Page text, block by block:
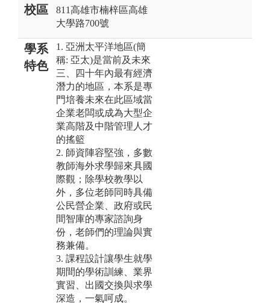
校區
811高雄市楠梓區高雄
大學路700號
學系
特色
1. 亞洲太平洋地區(簡
稱: 亞太)是當前及未來
三、四十年內最有經濟
潛力的地區，本系是專
門培養未來在此區域當
企業老闆或成為大型企
業高階及中階管理人才
的搖籃
2. 師資陣容堅強，多數
教師海外求學歸來具國
際觀；除學校教學以
外，多位老師同時具備
公民營企業、政府或民
間智庫的專家諮詢身
份，老師們的理論與實
務兼備。
3. 課程設計讓學生就學
期間的學術訓練、業界
實習、出國交換與求學
深造，一氣呵成。